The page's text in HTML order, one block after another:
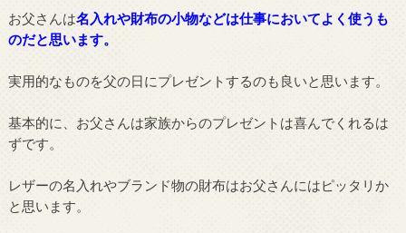
お父さんは名入れや財布の小物などは仕事においてよく使うも
のだと思います。
実用的なものを父の日にプレゼントするのも良いと思います。
基本的に、お父さんは家族からのプレゼントは喜んでくれるは
ずです。
レザーの名入れやブランド物の財布はお父さんにはピッタリか
と思います。